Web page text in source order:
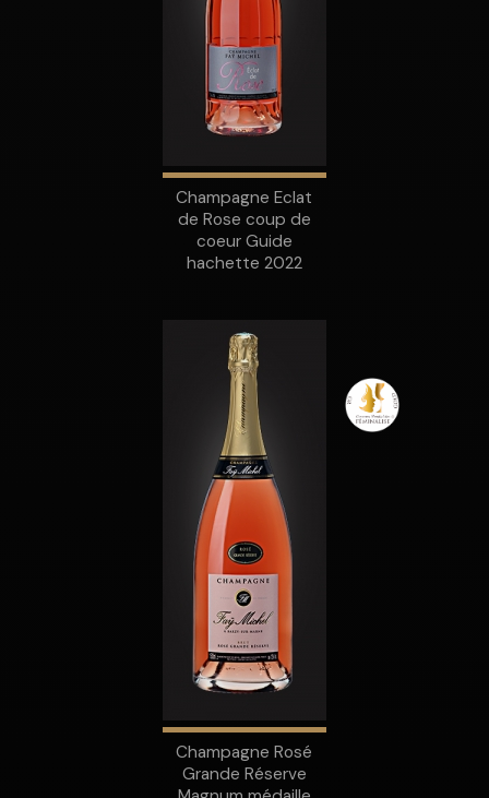
Champagne Eclat
de Rose coup de
coeur Guide
hachette 2022
Champagne Rosé
Grande Réserve